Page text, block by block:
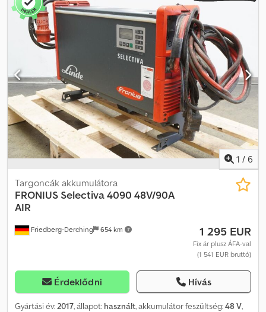
160A, hatékonyság: 70%, használt 48 V-os AIM hajtóakkumulátor
acél tartóban, DIN C szabványnak megfelelően, feltöltve és töltve,
elektrolitkeveréssel, beleértve a kábeleket és az REMA 160A
csatlakozót. Dkjdjztgqyspfx Al Ner
1 / 6
Friedberg-Derching 654 km
Targoncák akkumulátora
FRONIUS Selectiva 4090 48V/90A
AIR
1 295 EUR
Fix ár plusz ÁFA-val
(1 541 EUR bruttó)
Érdeklődni Hívás
Gyártási év:2017, állapot: használt, akkumulátor feszültség:48 V,